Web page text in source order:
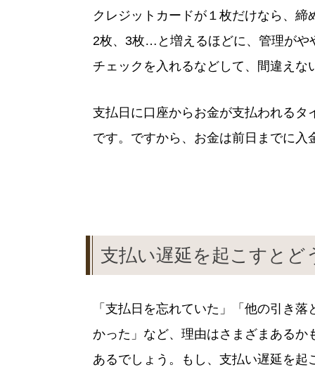
クレジットカードが１枚だけなら、
2枚、3枚…と増えるほどに、管理がや
チェックを入れるなどして、間違えな
支払日に口座からお金が支払われる
です。ですから、お金は前日までに入
支払い遅延を起こすとど
「支払日を忘れていた」「他の引き
かった」など、理由はさまざまある
あるでしょう。もし、支払い遅延を